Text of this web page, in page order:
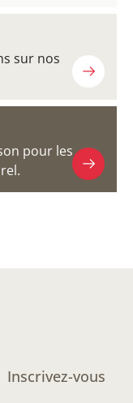
sur nos
pour les
Inscrivez-vous